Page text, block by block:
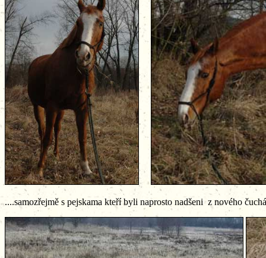
....samozřejmě s pejskama kteří byli naprosto nadšeni z nového